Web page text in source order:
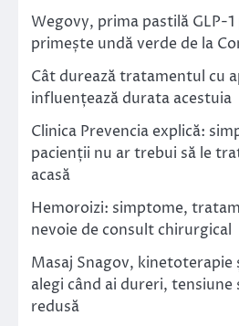
Wegovy, prima pastilă GLP-
primește undă verde de la
Cât durează tratamentul cu
influențează durata acestuia
Clinica Prevencia explică:
pacienții nu ar trebui să le
acasă
Hemoroizi: simptome,
nevoie de consult chirurgical
Masaj Snagov, kinetoterapie
alegi când ai dureri,
redusă